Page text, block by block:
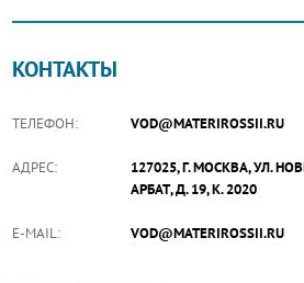
КОНТАКТЫ
ТЕЛЕФОН: VOD@MATERIROSSII.RU
АДРЕС:
127025, Г. МОСКВА, УЛ.
АРБАТ, Д. 19, К. 2020
E-MAIL: VOD@MATERIROSSII.RU